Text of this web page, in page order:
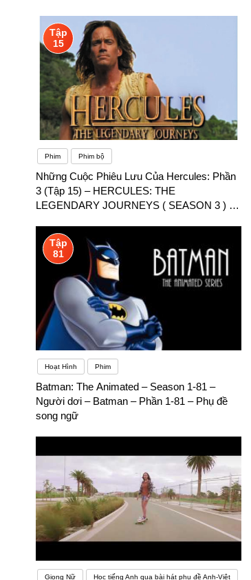
Tập
15
Phim Phim bộ
Những Cuộc Phiêu Lưu Của Hercules: Phần
3 (Tập 15) – HERCULES: THE
LEGENDARY JOURNEYS ( SEASON 3 ) –
Tập
81
Hoạt Hình Phim
Batman: The Animated – Season 1-81 –
Người dơi – Batman – Phần 1-81 – Phụ đề
song ngữ
Giọng Nữ Học tiếng Anh qua bài hát phụ đề Anh-Việt